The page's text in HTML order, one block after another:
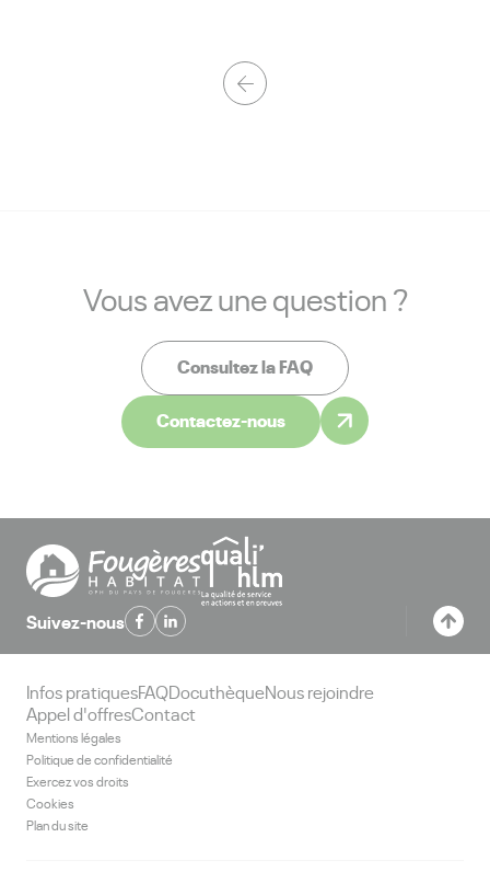
Vous avez une question ?
Consultez la FAQ
Contactez-nous
Suivez-nous
Infos pratiquesFAQDocuthèqueNous rejoindre
Appel d'offresContact
Mentions légales
Politique de confidentialité
Exercez vos droits
Cookies
Plan du site